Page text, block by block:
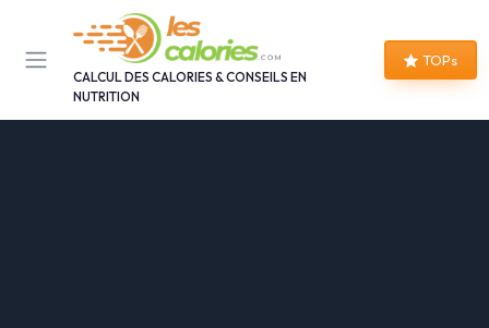
CALCUL DES CALORIES & CONSEILS EN
NUTRITION
TOPs
Panneau de gestion des cookies